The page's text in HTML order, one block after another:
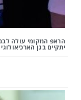
הראפ המקומי עולה
יתקיים בגן